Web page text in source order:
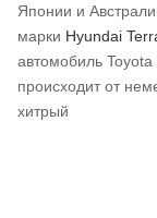
Японии и
марки Hyundai
автомобиль
происходит от
хитрый